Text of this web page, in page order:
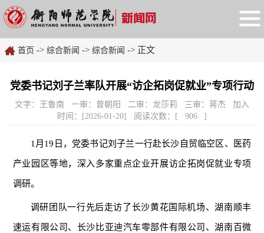
首页 -> 综合新闻 -> 综合新闻 -> 正文
党委书记刘子兰率队开展“访企拓岗促就业”专项行动
文字：王鲁南 一审：曾朝阳 二审：龙莎莉 三审：蒋杰 加入
时间：[2026-01-20] 阅读次数：[
906 ]
1月19日，党委书记刘子兰一行赴长沙自贸临空区、医药
产业园区等地，深入多家重点企业开展访企拓岗促就业专项
调研。
调研团队一行先后走访了长沙黄花国际机场、湖南顺丰
速运有限公司、长沙比亚迪汽车零部件有限公司、湖南百微